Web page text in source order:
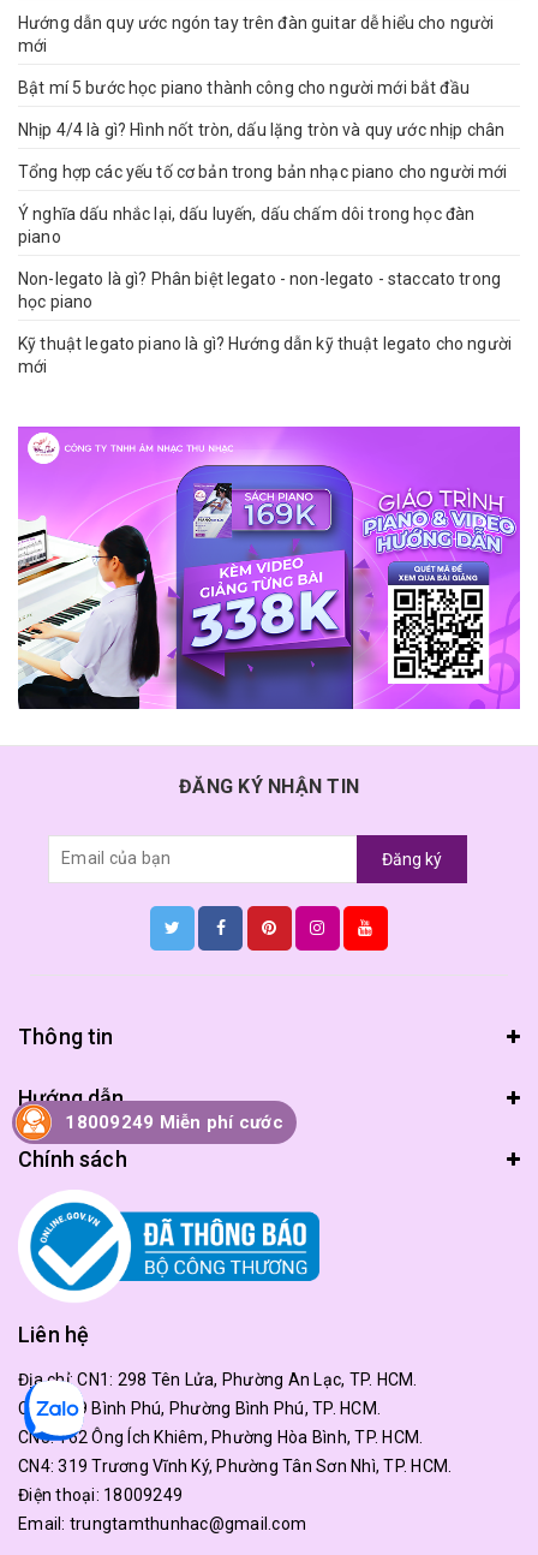
Hướng dẫn quy ước ngón tay trên đàn guitar dễ hiểu cho người
mới
Bật mí 5 bước học piano thành công cho người mới bắt đầu
Nhịp 4/4 là gì? Hình nốt tròn, dấu lặng tròn và quy ước nhịp chân
Tổng hợp các yếu tố cơ bản trong bản nhạc piano cho người mới
Ý nghĩa dấu nhắc lại, dấu luyến, dấu chấm dôi trong học đàn
piano
Non-legato là gì? Phân biệt legato - non-legato - staccato trong
học piano
Kỹ thuật legato piano là gì? Hướng dẫn kỹ thuật legato cho người
mới
ĐĂNG KÝ NHẬN TIN
Đăng ký
Thông tin
Hướng dẫn
Chính sách
Liên hệ
Địa chỉ:CN1: 298 Tên Lửa, Phường An Lạc, TP. HCM.
CN2: 179 Bình Phú, Phường Bình Phú, TP. HCM.
CN3: 162 Ông Ích Khiêm, Phường Hòa Bình, TP. HCM.
CN4: 319 Trương Vĩnh Ký, Phường Tân Sơn Nhì, TP. HCM.
Điện thoại: 18009249
Email: trungtamthunhac@gmail.com
18009249 Miễn phí cước